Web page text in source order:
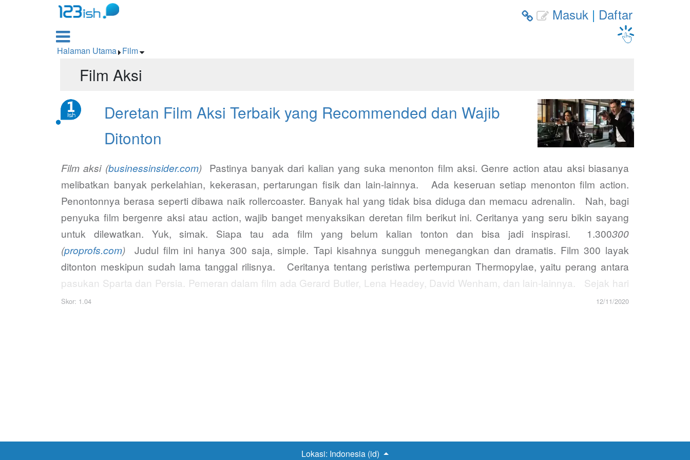
  Masuk| Daftar

Halaman Utama  Film
Film Aksi
Deretan Film Aksi Terbaik yang Recommended dan Wajib
Ditonton
Film aksi (businessinsider.com)Pastinya banyak dari kalian yang suka menonton film aksi. Genre action atau aksi biasanya
melibatkan banyak perkelahian, kekerasan, pertarungan fisik dan lain-lainnya. Ada keseruan setiap menonton film action.
Penontonnya berasa seperti dibawa naik rollercoaster. Banyak hal yang tidak bisa diduga dan memacu adrenalin. Nah, bagi
penyuka film bergenre aksi atau action, wajib banget menyaksikan deretan film berikut ini. Ceritanya yang seru bikin sayang
untuk dilewatkan. Yuk, simak. Siapa tau ada film yang belum kalian tonton dan bisa jadi inspirasi. 1.300300
(proprofs.com) Judul film ini hanya 300 saja, simple. Tapi kisahnya sungguh menegangkan dan dramatis. Film 300 layak
ditonton meskipun sudah lama tanggal rilisnya. Ceritanya tentang peristiwa pertempuran Thermopylae, yaitu perang antara
pasukan Sparta dan Persia. Pemeran dalam film ada Gerard Butler, Lena Headey, David Wenham, dan lain-lainnya. Sejak hari
pertama rilis di tahun 2006, film ini mendapat…
Skor: 1.04 12/11/2020
Lokasi: Indonesia (id)